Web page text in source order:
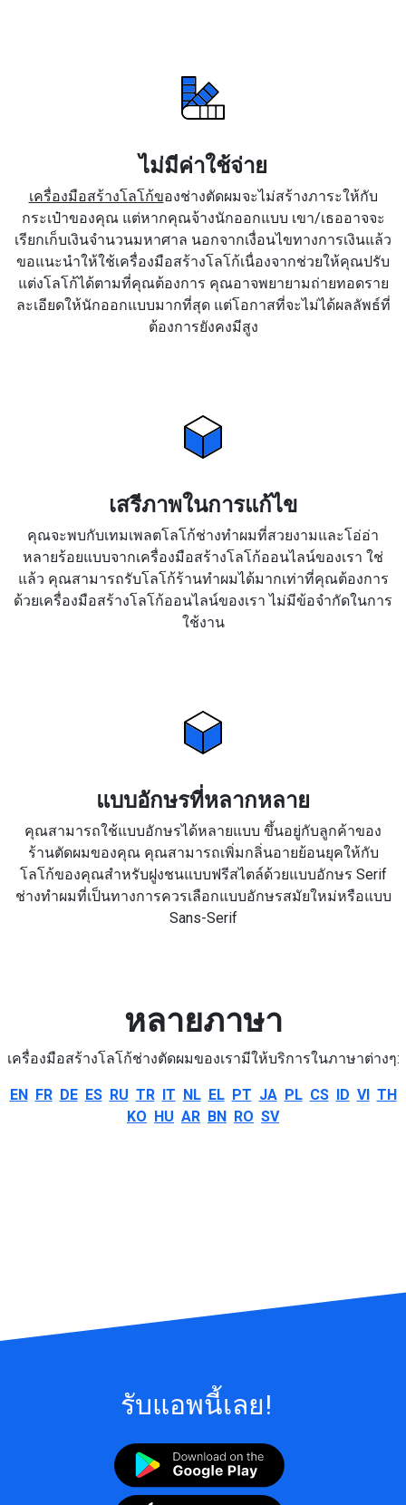
ไม่มีค่าใช้จ่าย
เครื่องมือสร้างโลโก้ของช่างตัดผมจะไม่สร้างภาระให้กับ
กระเป๋าของคุณ แต่หากคุณจ้างนักออกแบบ เขา/เธออาจจะ
เรียกเก็บเงินจำนวนมหาศาล นอกจากเงื่อนไขทางการเงินแล้ว
ขอแนะนำให้ใช้เครื่องมือสร้างโลโก้เนื่องจากช่วยให้คุณปรับ
แต่งโลโก้ได้ตามที่คุณต้องการ คุณอาจพยายามถ่ายทอดราย
ละเอียดให้นักออกแบบมากที่สุด แต่โอกาสที่จะไม่ได้ผลลัพธ์ที่
ต้องการยังคงมีสูง
เสรีภาพในการแก้ไข
คุณจะพบกับเทมเพลตโลโก้ช่างทำผมที่สวยงามและโอ่อ่า
หลายร้อยแบบจากเครื่องมือสร้างโลโก้ออนไลน์ของเรา ใช่
แล้ว คุณสามารถรับโลโก้ร้านทำผมได้มากเท่าที่คุณต้องการ
ด้วยเครื่องมือสร้างโลโก้ออนไลน์ของเรา ไม่มีข้อจำกัดในการ
ใช้งาน
แบบอักษรที่หลากหลาย
คุณสามารถใช้แบบอักษรได้หลายแบบ ขึ้นอยู่กับลูกค้าของ
ร้านตัดผมของคุณ คุณสามารถเพิ่มกลิ่นอายย้อนยุคให้กับ
โลโก้ของคุณสำหรับฝูงชนแบบฟรีสไตล์ด้วยแบบอักษร Serif
ช่างทำผมที่เป็นทางการควรเลือกแบบอักษรสมัยใหม่หรือแบบ
Sans-Serif
หลายภาษา
เครื่องมือสร้างโลโก้ช่างตัดผมของเรามีให้บริการในภาษาต่างๆ:
EN FR DE ES RU TR IT NL EL PT JA PL CS ID VI TH
KO HU AR BN RO SV
รับแอพนี้เลย!